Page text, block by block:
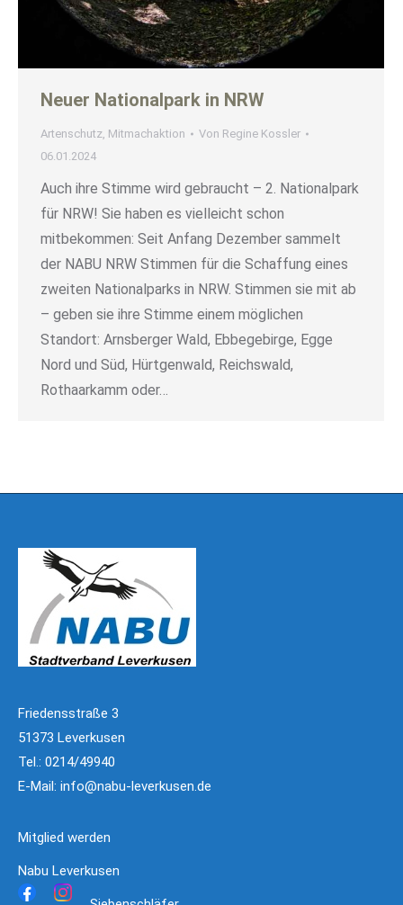
Neuer Nationalpark in NRW
Artenschutz, Mitmachaktion Von Regine Kossler
06.01.2024
Auch ihre Stimme wird gebraucht – 2. Nationalpark
für NRW! Sie haben es vielleicht schon
mitbekommen: Seit Anfang Dezember sammelt
der NABU NRW Stimmen für die Schaffung eines
zweiten Nationalparks in NRW. Stimmen sie mit ab
– geben sie ihre Stimme einem möglichen
Standort: Arnsberger Wald, Ebbegebirge, Egge
Nord und Süd, Hürtgenwald, Reichswald,
Rothaarkamm oder…
Friedensstraße 3
51373 Leverkusen
Tel.: 0214/49940
E-Mail: info@nabu-leverkusen.de
Mitglied werden
Nabu Leverkusen